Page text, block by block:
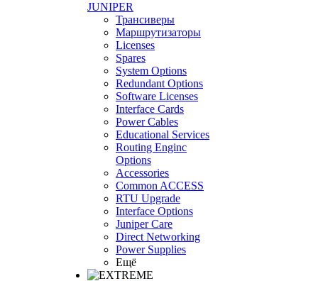
JUNIPER
Трансиверы
Маршрутизаторы
Licenses
Spares
System Options
Redundant Options
Software Licenses
Interface Cards
Power Cables
Educational Services
Routing Enginc
Options
Accessories
Common ACCESS
RTU Upgrade
Interface Options
Juniper Care
Direct Networking
Power Supplies
Ещё